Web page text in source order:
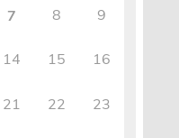
7 8 9
14 15 16
21 22 23